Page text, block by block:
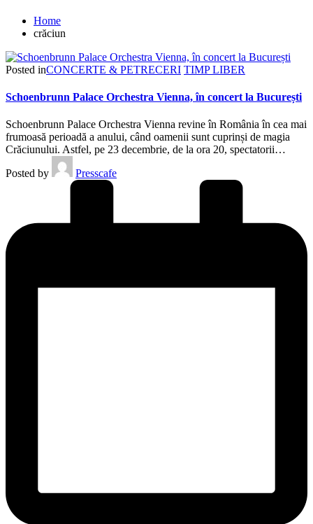
Home
crăciun
Posted inCONCERTE & PETRECERI TIMP LIBER
Schoenbrunn Palace Orchestra Vienna, în concert la București
Schoenbrunn Palace Orchestra Vienna revine în România în cea mai
frumoasă perioadă a anului, când oamenii sunt cuprinși de magia
Crăciunului. Astfel, pe 23 decembrie, de la ora 20, spectatorii…
Posted by
Presscafe